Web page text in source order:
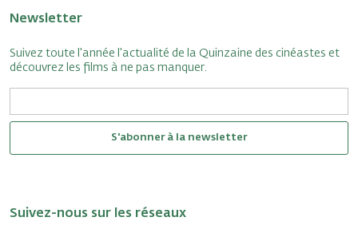
Newsletter
Suivez toute l'année l'actualité de la Quinzaine des cinéastes et
découvrez les films à ne pas manquer.
S'abonner à la newsletter
Suivez-nous sur les réseaux